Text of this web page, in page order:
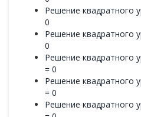
Решение квадратного
0
Решение квадратного
0
Решение квадратного
= 0
Решение квадратного
= 0
Решение квадратного